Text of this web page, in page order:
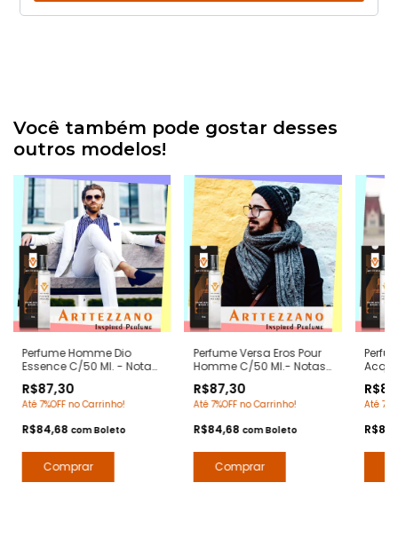
Você também pode gostar desses
outros modelos!
Perfume Homme Dio
Essence C/50 Ml. - Notas
Contratipos Premium -
Arte 1 Perfumes
R$87,30
Até 7%OFF no Carrinho!
R$84,68 comBoleto
Perfume Versa Eros Pour
Homme C/50 Ml.- Notas
Versace - Contratipos
Premium - Arte 1 Perfumes
R$87,30
Até 7%OFF no Carrinho!
R$84,68 comBoleto
Até